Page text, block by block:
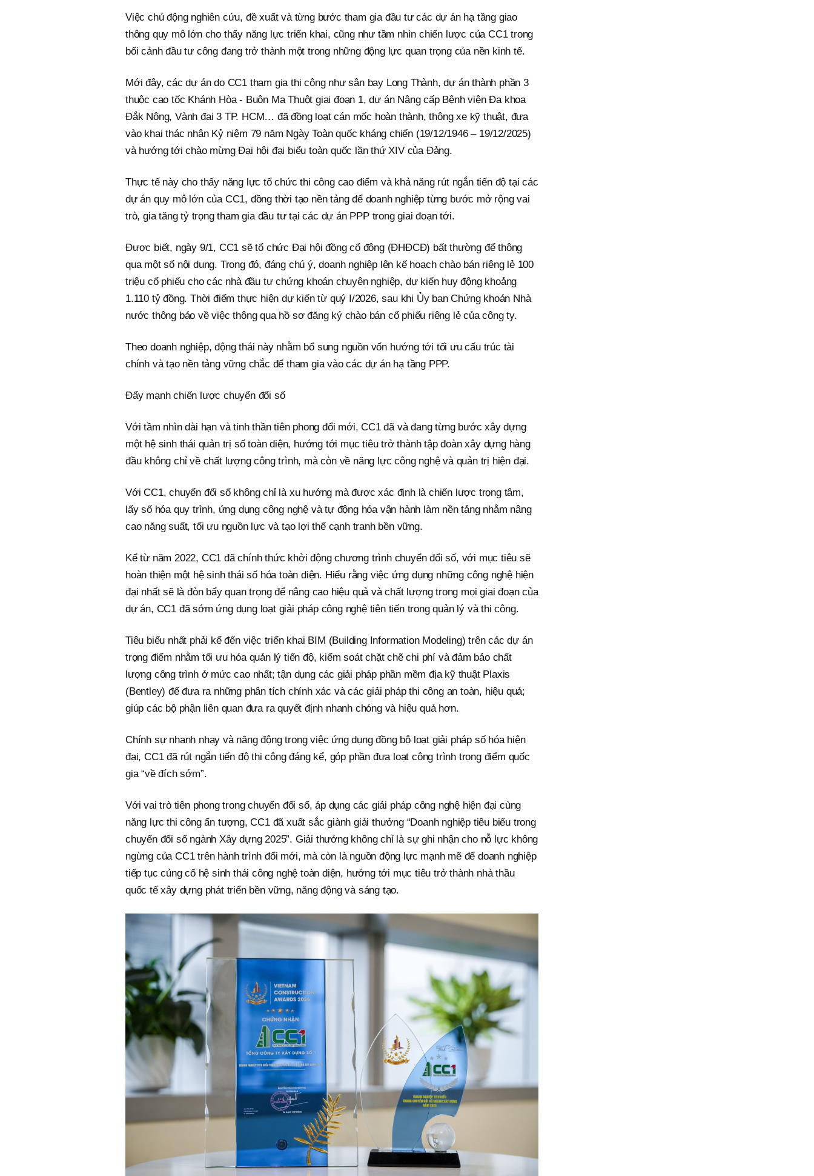
Việc chủ động nghiên cứu, đề xuất và từng bước tham gia đầu tư các dự án hạ tầng giao
thông quy mô lớn cho thấy năng lực triển khai, cũng như tầm nhìn chiến lược của CC1 trong
bối cảnh đầu tư công đang trở thành một trong những động lực quan trọng của nền kinh tế.
Mới đây, các dự án do CC1 tham gia thi công như sân bay Long Thành, dự án thành phần 3
thuộc cao tốc Khánh Hòa - Buôn Ma Thuột giai đoạn 1, dự án Nâng cấp Bệnh viện Đa khoa
Đắk Nông, Vành đai 3 TP. HCM… đã đồng loạt cán mốc hoàn thành, thông xe kỹ thuật, đưa
vào khai thác nhân Kỷ niệm 79 năm Ngày Toàn quốc kháng chiến (19/12/1946 – 19/12/2025)
và hướng tới chào mừng Đại hội đại biểu toàn quốc lần thứ XIV của Đảng.
Thực tế này cho thấy năng lực tổ chức thi công cao điểm và khả năng rút ngắn tiến độ tại các
dự án quy mô lớn của CC1, đồng thời tạo nền tảng để doanh nghiệp từng bước mở rộng vai
trò, gia tăng tỷ trọng tham gia đầu tư tại các dự án PPP trong giai đoạn tới.
Được biết, ngày 9/1, CC1 sẽ tổ chức Đại hội đồng cổ đông (ĐHĐCĐ) bất thường để thông
qua một số nội dung. Trong đó, đáng chú ý, doanh nghiệp lên kế hoạch chào bán riêng lẻ 100
triệu cổ phiếu cho các nhà đầu tư chứng khoán chuyên nghiệp, dự kiến huy động khoảng
1.110 tỷ đồng. Thời điểm thực hiện dự kiến từ quý I/2026, sau khi Ủy ban Chứng khoán Nhà
nước thông báo về việc thông qua hồ sơ đăng ký chào bán cổ phiếu riêng lẻ của công ty.
Theo doanh nghiệp, động thái này nhằm bổ sung nguồn vốn hướng tới tối ưu cấu trúc tài
chính và tạo nền tảng vững chắc để tham gia vào các dự án hạ tầng PPP.
Đẩy mạnh chiến lược chuyển đổi số
Với tầm nhìn dài hạn và tinh thần tiên phong đổi mới, CC1 đã và đang từng bước xây dựng
một hệ sinh thái quản trị số toàn diện, hướng tới mục tiêu trở thành tập đoàn xây dựng hàng
đầu không chỉ về chất lượng công trình, mà còn về năng lực công nghệ và quản trị hiện đại.
Với CC1, chuyển đổi số không chỉ là xu hướng mà được xác định là chiến lược trọng tâm,
lấy số hóa quy trình, ứng dụng công nghệ và tự động hóa vận hành làm nền tảng nhằm nâng
cao năng suất, tối ưu nguồn lực và tạo lợi thế cạnh tranh bền vững.
Kể từ năm 2022, CC1 đã chính thức khởi động chương trình chuyển đổi số, với mục tiêu sẽ
hoàn thiện một hệ sinh thái số hóa toàn diện. Hiểu rằng việc ứng dụng những công nghệ hiện
đại nhất sẽ là đòn bẩy quan trọng để nâng cao hiệu quả và chất lượng trong mọi giai đoạn của
dự án, CC1 đã sớm ứng dụng loạt giải pháp công nghệ tiên tiến trong quản lý và thi công.
Tiêu biểu nhất phải kể đến việc triển khai BIM (Building Information Modeling) trên các dự án
trọng điểm nhằm tối ưu hóa quản lý tiến độ, kiểm soát chặt chẽ chi phí và đảm bảo chất
lượng công trình ở mức cao nhất; tận dụng các giải pháp phần mềm địa kỹ thuật Plaxis
(Bentley) để đưa ra những phân tích chính xác và các giải pháp thi công an toàn, hiệu quả;
giúp các bộ phận liên quan đưa ra quyết định nhanh chóng và hiệu quả hơn.
Chính sự nhanh nhạy và năng động trong việc ứng dụng đồng bộ loạt giải pháp số hóa hiện
đại, CC1 đã rút ngắn tiến độ thi công đáng kể, góp phần đưa loạt công trình trọng điểm quốc
gia “về đích sớm”.
Với vai trò tiên phong trong chuyển đổi số, áp dụng các giải pháp công nghệ hiện đại cùng
năng lực thi công ấn tượng, CC1 đã xuất sắc giành giải thưởng “Doanh nghiệp tiêu biểu trong
chuyển đổi số ngành Xây dựng 2025”. Giải thưởng không chỉ là sự ghi nhận cho nỗ lực không
ngừng của CC1 trên hành trình đổi mới, mà còn là nguồn động lực mạnh mẽ để doanh nghiệp
tiếp tục củng cố hệ sinh thái công nghệ toàn diện, hướng tới mục tiêu trở thành nhà thầu
quốc tế xây dựng phát triển bền vững, năng động và sáng tạo.